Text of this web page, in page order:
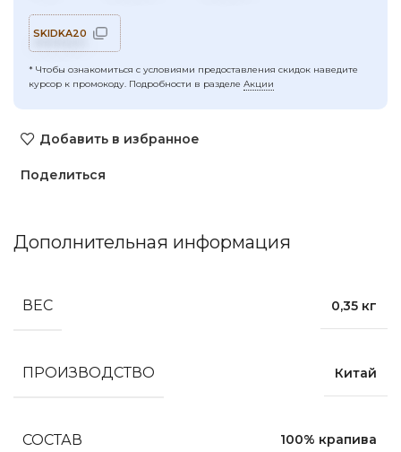
SKIDKA20
* Чтобы ознакомиться с условиями предоставления скидок наведите
курсор к промокоду. Подробности в разделе Акции
Добавить в избранное
Поделиться
Дополнительная информация
ВЕС 0,35 кг
ПРОИЗВОДСТВО Китай
СОСТАВ 100% крапива